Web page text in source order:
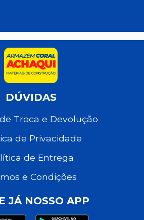
DÚVIDAS
Troca e Devolução
de Privacidade
de Entrega
e Condições
JÁ NOSSO APP